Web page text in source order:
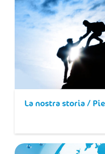
La nostra storia /